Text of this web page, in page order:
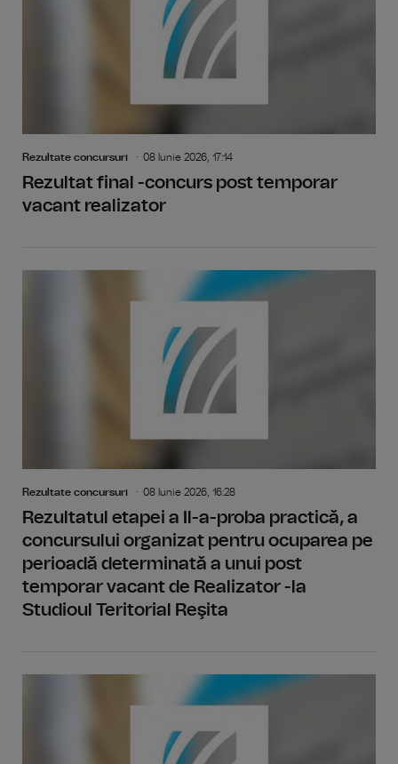
Rezultate concursuri 08 Iunie 2026, 17:14
Rezultat final -concurs post temporar
vacant realizator
Rezultate concursuri 08 Iunie 2026, 16:28
Rezultatul etapei a Il-a-proba practică, a
concursului organizat pentru ocuparea pe
perioadă determinată a unui post
temporar vacant de Realizator -la
Studioul Teritorial Reşita